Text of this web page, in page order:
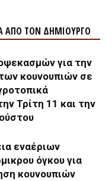
ΑΠΟ ΤΟΝ ΔΗΜΙΟΥΡΓΟ
για την
κουνουπιών σε
Τρίτη 11 και την
εναέριων
όγκου για
κουνουπιών